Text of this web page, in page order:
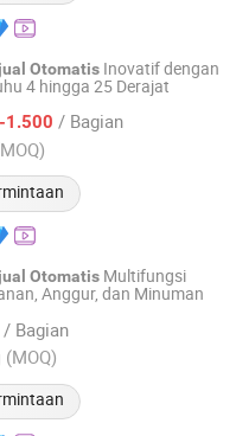
Otomatis Inovatif dengan
4 hingga 25 Derajat
1.500 / Bagian
Co., Ltd.
mulai 2025
Otomatis Multifungsi
Anggur, dan Minuman
/ Bagian
(MOQ)
Co., Ltd.
mulai 2025